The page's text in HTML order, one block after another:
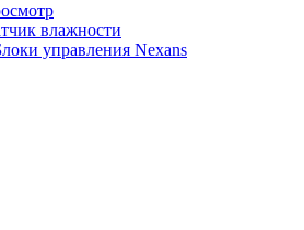
влажности
управления Nexans